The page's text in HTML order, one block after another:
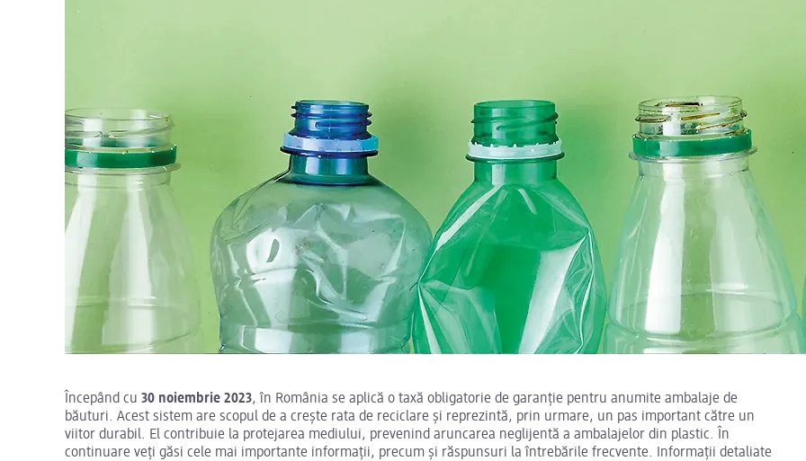
Începând cu 30 noiembrie 2023, în România se aplică o taxă obligatorie de garanție pentru anumite ambalaje de
băuturi. Acest sistem are scopul de a crește rata de reciclare și reprezintă, prin urmare, un pas important către un
viitor durabil. El contribuie la protejarea mediului, prevenind aruncarea neglijentă a ambalajelor din plastic. În
continuare veți găsi cele mai importante informații, precum și răspunsuri la întrebările frecvente. Informații detaliate